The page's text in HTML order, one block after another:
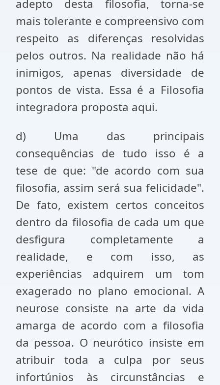
adepto desta filosofia, torna-se
mais tolerante e compreensivo com
respeito as diferenças resolvidas
pelos outros. Na realidade não há
inimigos, apenas diversidade de
pontos de vista. Essa é a Filosofia
integradora proposta aqui.
d) Uma das principais
consequências de tudo isso é a
tese de que: "de acordo com sua
filosofia, assim será sua felicidade".
De fato, existem certos conceitos
dentro da filosofia de cada um que
desfigura completamente a
realidade, e com isso, as
experiências adquirem um tom
exagerado no plano emocional. A
neurose consiste na arte da vida
amarga de acordo com a filosofia
da pessoa. O neurótico insiste em
atribuir toda a culpa por seus
infortúnios às circunstâncias e